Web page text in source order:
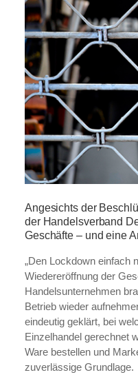
Angesichts der
der Handelsverband
Geschäfte – und eine
„Den Lockdown einfach
Wiedereröffnung der
Handelsunternehmen
Betrieb wieder
eindeutig geklärt, bei
Einzelhandel gerechnet
Ware bestellen und
zuverlässige Grundlage.